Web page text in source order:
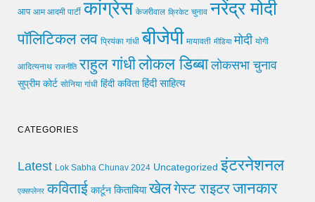
आप आम आदमी पार्टी कांग्रेस केजरीवाल क्रिकेट चुनाव नरेंद्र मोदी
पॉलिटिकल लव प्रियंका गांधी बीजेपी मायावती मीडिया मोदी योगी
आदित्यनाथ राजनीति राहुल गांधीलोकल डिब्बा लोकसभा चुनाव
सुप्रीम कोर्ट सोनिया गांधी हिंदी कविता हिंदी साहित्य
CATEGORIES
Latest Lok Sabha Chunav 2024 Uncategorized इंटरनेशनल
एक्सप्लेनर कविताई कार्टून किताबिया खेलगेस्ट राइटरजानकार